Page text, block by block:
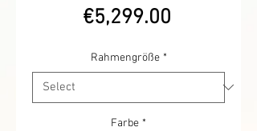
€5,299.00Price
Rahmengröße *
Farbe *